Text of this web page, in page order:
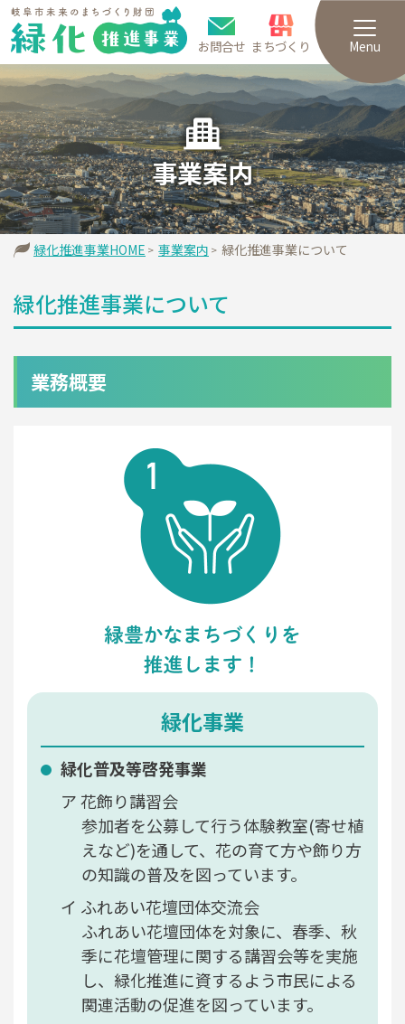
お問合せ まちづくり Menu
事業案内
緑化推進事業HOME 事業案内 緑化推進事業について
緑化推進事業について
業務概要
緑化事業
緑化普及等啓発事業
花飾り講習会
参加者を公募して行う体験教室(寄せ植
えなど)を通して、花の育て方や飾り方
の知識の普及を図っています。
ふれあい花壇団体交流会
ふれあい花壇団体を対象に、春季、秋
季に花壇管理に関する講習会等を実施
し、緑化推進に資するよう市民による
関連活動の促進を図っています。